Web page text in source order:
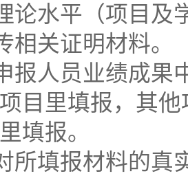
论水平（项目及
相关证明材料。
报人员业绩成果
目里填报，其
填报。
所填报材料的真